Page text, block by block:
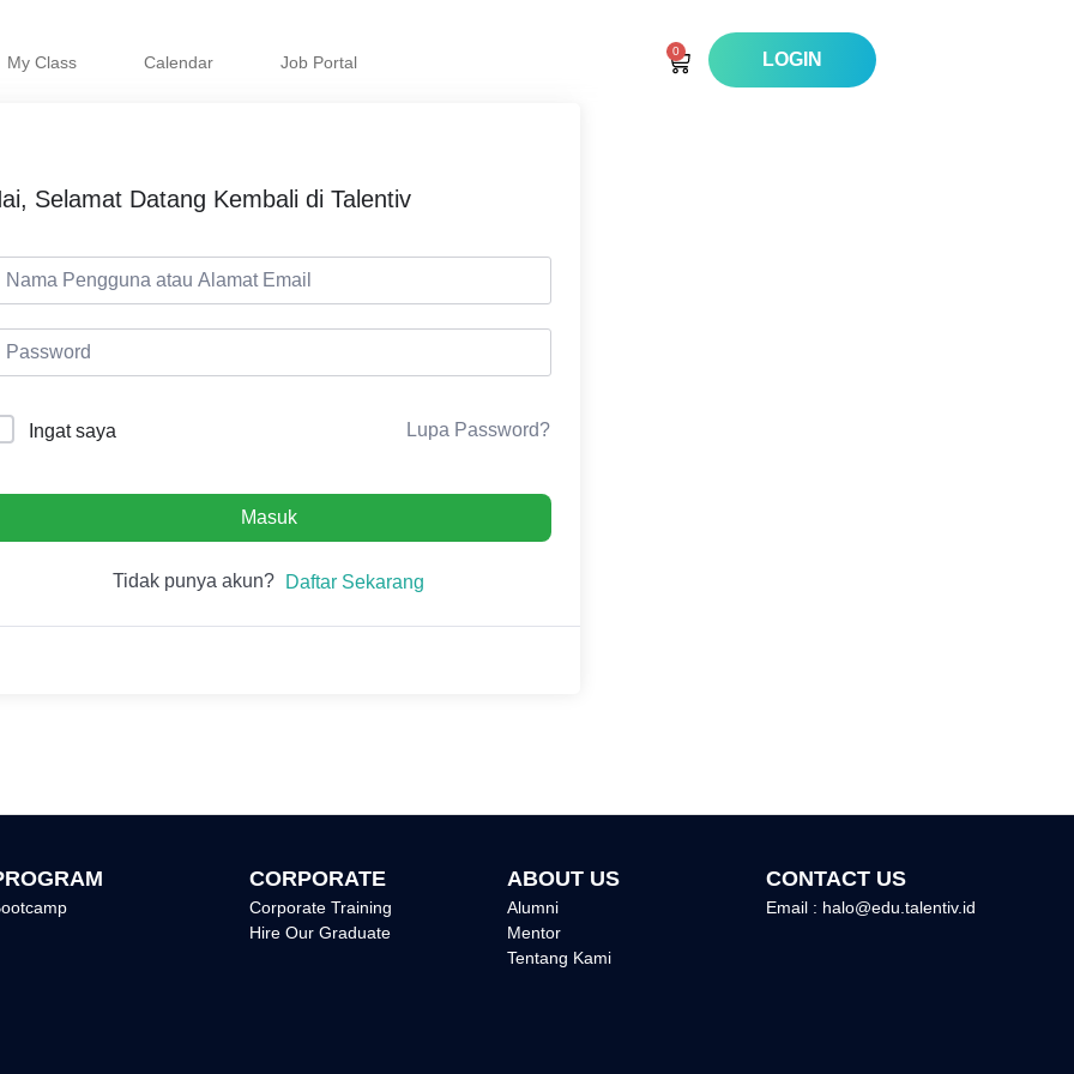
My Class Calendar Job Portal
0 LOGIN
Selamat Datang Kembali di Talentiv
Ingat saya Lupa Password?
Masuk
Tidak punya akun? Daftar Sekarang
CORPORATE
Corporate Training
Hire Our Graduate
ABOUT US
Alumni
Mentor
Tentang Kami
CONTACT US
Email : halo@edu.talentiv.id